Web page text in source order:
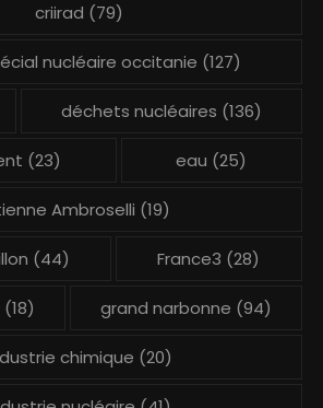
criirad (79)
nucléaire occitanie (127)
déchets nucléaires (136)
(23) eau (25)
Ambroselli (19)
(44) France3 (28)
(18) grand narbonne (94)
chimique (20)